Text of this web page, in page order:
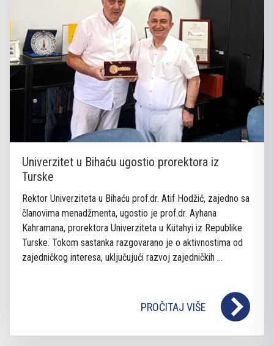
Univerzitet u Bihaću ugostio prorektora iz
Turske
Rektor Univerziteta u Bihaću prof.dr. Atif Hodžić, zajedno sa
članovima menadžmenta, ugostio je prof.dr. Ayhana
Kahramana, prorektora Univerziteta u Kütahyi iz Republike
Turske. Tokom sastanka razgovarano je o aktivnostima od
zajedničkog interesa, uključujući razvoj zajedničkih ...
PROČITAJ VIŠE